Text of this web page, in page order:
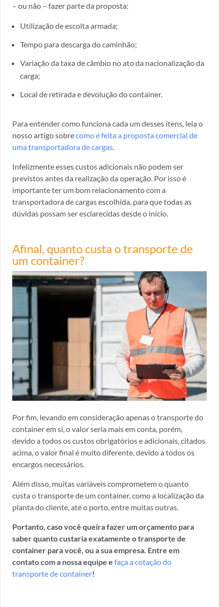
– ou não – fazer parte da proposta:
Utilização de escolta armada;
Tempo para descarga do caminhão;
Variação da taxa de câmbio no ato da nacionalização da
carga;
Local de retirada e devolução do container.
Para entender como funciona cada um desses itens, leia o
nosso artigo sobrecomo é feita a proposta comercial de
uma transportadora de cargas
Infelizmente esses custos adicionais não podem ser
previstos antes da realização da operação. Por isso é
importante ter um bom relacionamento com a
transportadora de cargas escolhida, para que todas as
dúvidas possam ser esclarecidas desde o início.
Afinal, quanto custa o transporte de
um container?
Por fim, levando em consideração apenas o transporte do
container em si, o valor seria mais em conta, porém,
devido a todos os custos obrigatórios e adicionais, citados
acima, o valor final é muito diferente, devido a todos os
encargos necessários.
Além disso, muitas variáveis comprometem o quanto
custa o transporte de um container, como a localização da
planta do cliente, até o porto, entre muitas outras.
Portanto, caso você queira fazer um orçamento para
saber quanto custaria exatamente o transporte de
container para você, ou a sua empresa. Entre em
contato com a nossa equipe efaça a cotação do
transporte de container!